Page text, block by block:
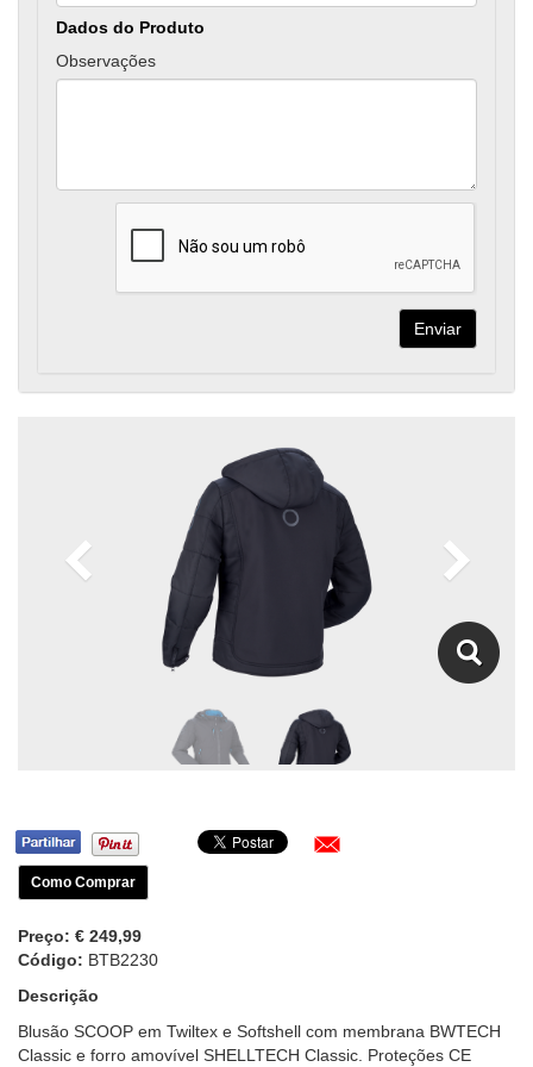
Dados do Produto
Observações
Como Comprar
Preço: € 249,99
Código: BTB2230
Descrição
Blusão SCOOP em Twiltex e Softshell com membrana BWTECH
Classic e forro amovível SHELLTECH Classic. Proteções CE